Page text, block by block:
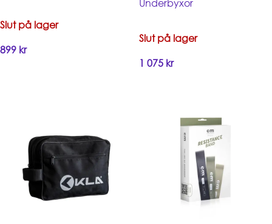
Slut på lager
899 kr
Underbyxor
Slut på lager
1 075 kr